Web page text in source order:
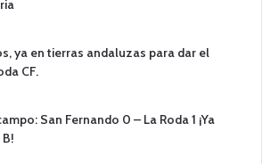
ya en tierras andaluzas para dar el
CF.
San Fernando 0 – La Roda 1 ¡Ya